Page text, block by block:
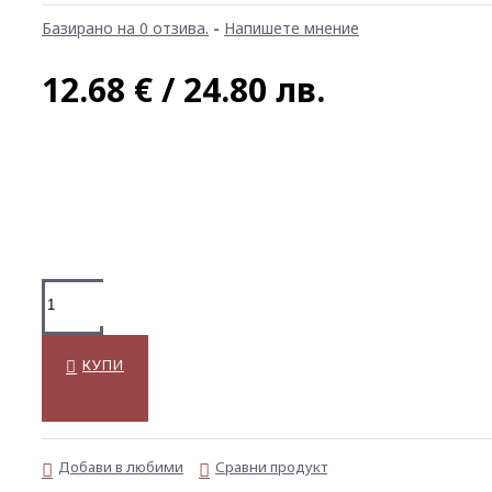
Базирано на 0 отзива. - Напишете мнение
12.68 € / 24.80 лв.
КУПИ
Добави в любими Сравни продукт